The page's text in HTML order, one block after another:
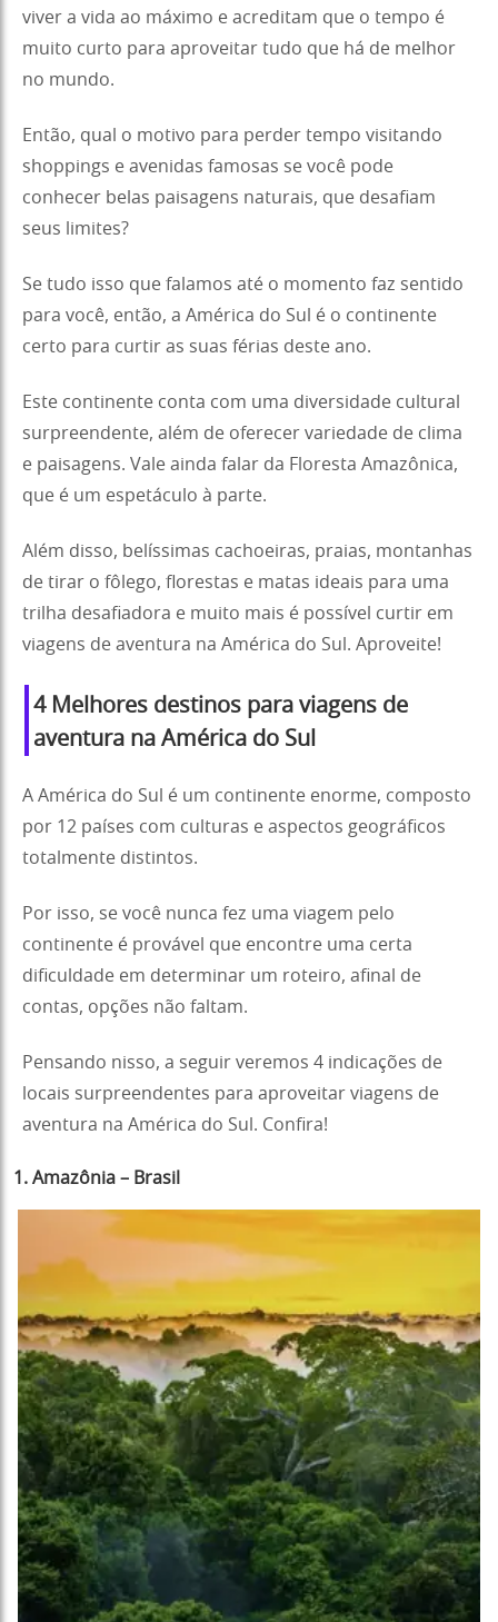
viver a vida ao máximo e acreditam que o tempo é
muito curto para aproveitar tudo que há de melhor
no mundo.
Então, qual o motivo para perder tempo visitando
shoppings e avenidas famosas se você pode
conhecer belas paisagens naturais, que desafiam
seus limites?
Se tudo isso que falamos até o momento faz sentido
para você, então, a América do Sul é o continente
certo para curtir as suas férias deste ano.
Este continente conta com uma diversidade cultural
surpreendente, além de oferecer variedade de clima
e paisagens. Vale ainda falar da Floresta Amazônica,
que é um espetáculo à parte.
Além disso, belíssimas cachoeiras, praias, montanhas
de tirar o fôlego, florestas e matas ideais para uma
trilha desafiadora e muito mais é possível curtir em
viagens de aventura na América do Sul. Aproveite!
4 Melhores destinos para viagens de
aventura na América do Sul
A América do Sul é um continente enorme, composto
por 12 países com culturas e aspectos geográficos
totalmente distintos.
Por isso, se você nunca fez uma viagem pelo
continente é provável que encontre uma certa
dificuldade em determinar um roteiro, afinal de
contas, opções não faltam.
Pensando nisso, a seguir veremos 4 indicações de
locais surpreendentes para aproveitar viagens de
aventura na América do Sul. Confira!
1. Amazônia – Brasil